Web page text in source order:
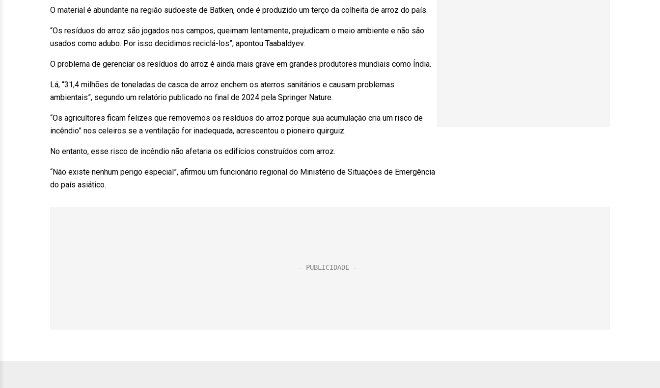
O material é abundante na região sudoeste de Batken, onde é produzido um terço da colheita de arroz do país.
“Os resíduos do arroz são jogados nos campos, queimam lentamente, prejudicam o meio ambiente e não são
usados como adubo. Por isso decidimos reciclá-los”, apontou Taabaldyev.
O problema de gerenciar os resíduos do arroz é ainda mais grave em grandes produtores mundiais como Índia.
Lá, “31,4 milhões de toneladas de casca de arroz enchem os aterros sanitários e causam problemas
ambientais”, segundo um relatório publicado no final de 2024 pela Springer Nature.
“Os agricultores ficam felizes que removemos os resíduos do arroz porque sua acumulação cria um risco de
incêndio” nos celeiros se a ventilação for inadequada, acrescentou o pioneiro quirguiz.
No entanto, esse risco de incêndio não afetaria os edifícios construídos com arroz.
“Não existe nenhum perigo especial”, afirmou um funcionário regional do Ministério de Situações de Emergência
do país asiático.